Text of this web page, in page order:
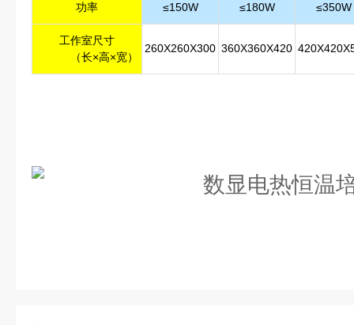
功率 ≤150W ≤180W ≤350W
工作室尺寸
（长×高×宽）
260X260X300 360X360X420